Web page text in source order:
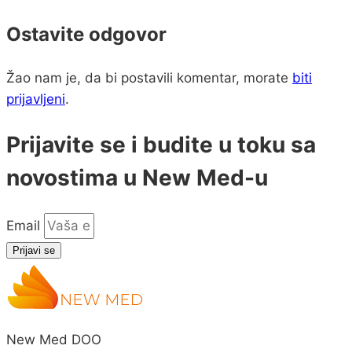
Ostavite odgovor
Žao nam je, da bi postavili komentar, morate biti
prijavljeni.
Prijavite se i budite u toku sa
novostima u New Med-u
Email
Prijavi se
New Med DOO